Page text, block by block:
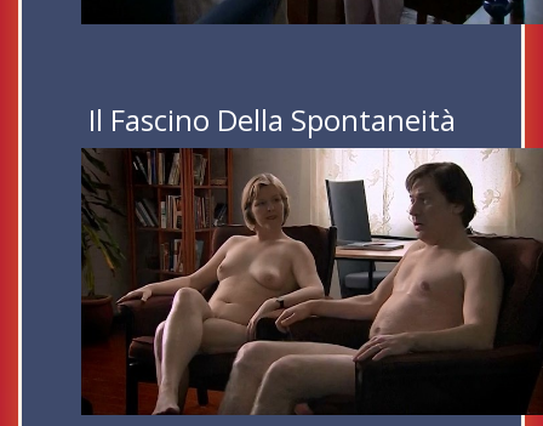
Il Fascino Della Spontaneità